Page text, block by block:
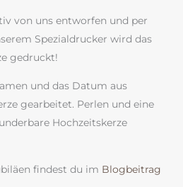
von uns entworfen und per
Spezialdrucker wird das
gedruckt!
und das Datum aus
gearbeitet. Perlen und eine
Hochzeitskerze
findest du im Blogbeitrag